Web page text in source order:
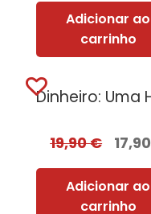
Adicionar ao
carrinho
19,90€ 17,90
Adicionar ao
carrinho